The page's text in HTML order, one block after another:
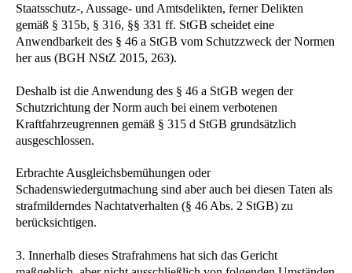
Staatsschutz-, Aussage- und Amtsdelikten, ferner Delikten
gemäß § 315b, § 316, §§ 331 ff. StGB scheidet eine
Anwendbarkeit des § 46 a StGB vom Schutzzweck der Normen
her aus (BGH NStZ 2015, 263).
Deshalb ist die Anwendung des § 46 a StGB wegen der
Schutzrichtung der Norm auch bei einem verbotenen
Kraftfahrzeugrennen gemäß § 315 d StGB grundsätzlich
ausgeschlossen.
Erbrachte Ausgleichsbemühungen oder
Schadenswiedergutmachung sind aber auch bei diesen Taten als
strafmilderndes Nachtatverhalten (§ 46 Abs. 2 StGB) zu
berücksichtigen.
3. Innerhalb dieses Strafrahmens hat sich das Gericht